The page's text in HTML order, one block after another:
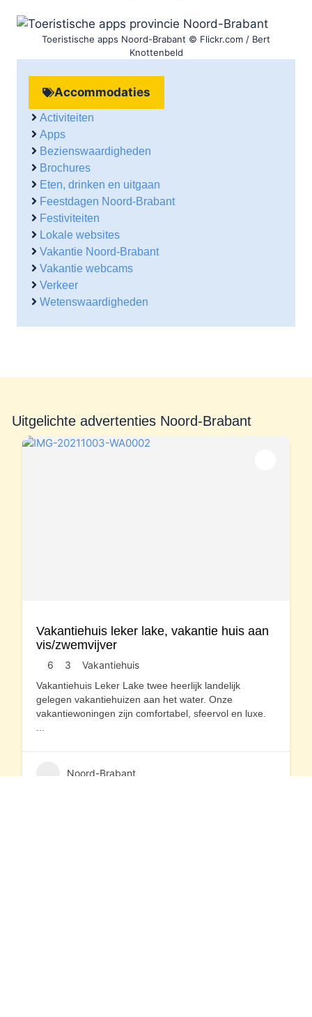
Toeristische apps Noord-Brabant © Flickr.com / Bert
Knottenbeld
Accommodaties
Activiteiten
Apps
Bezienswaardigheden
Brochures
Eten, drinken en uitgaan
Feestdagen Noord-Brabant
Festiviteiten
Lokale websites
Vakantie Noord-Brabant
Vakantie webcams
Verkeer
Wetenswaardigheden
Uitgelichte advertenties Noord-Brabant
Vakantiehuis leker lake, vakantie huis aan
vis/zwemvijver
6 3 Vakantiehuis
Vakantiehuis Leker Lake twee heerlijk landelijk
gelegen vakantiehuizen aan het water. Onze
vakantiewoningen zijn comfortabel, sfeervol en luxe.
Noord-Brabant